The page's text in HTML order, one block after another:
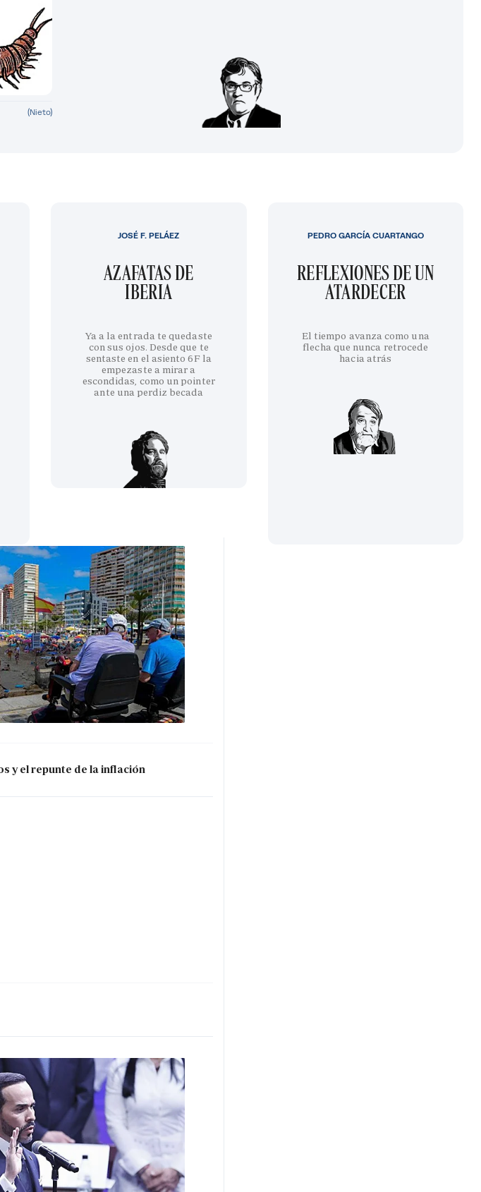
(Nieto)
AZAFATAS DE
IBERIA
Ya a la entrada te quedaste
con sus ojos. Desde que te
sentaste en el asiento 6F la
empezaste a mirar a
escondidas, como un pointer
ante una perdiz becada
JOSÉ F. PELÁEZ
REFLEXIONES DE UN
ATARDECER
El tiempo avanza como una
flecha que nunca retrocede
hacia atrás
PEDRO GARCÍA CUARTANGO
y el repunte de la inflación